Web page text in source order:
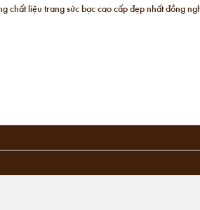
liệu trang sức bạc cao cấp đẹp nhất đồng